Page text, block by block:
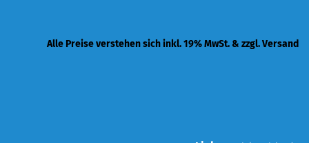
Alle Preise verstehen sich inkl. 19% MwSt. & zzgl. Versand